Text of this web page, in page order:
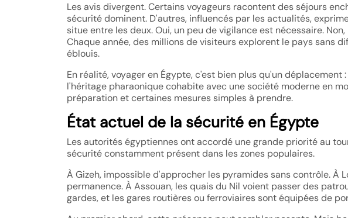
Les avis divergent. Certains voyageurs racontent des séjours
sécurité dominent. D'autres, influencés par les actualités,
situe entre les deux. Oui, un peu de vigilance est nécessaire.
Chaque année, des millions de visiteurs explorent le pays sans
éblouis.
En réalité, voyager en Égypte, c'est bien plus qu'un
l'héritage pharaonique cohabite avec une société moderne en
préparation et certaines mesures simples à prendre.
État actuel de la sécurité en Égypte
Les autorités égyptiennes ont accordé une grande priorité au
sécurité constamment présent dans les zones populaires.
À Gizeh, impossible d'approcher les pyramides sans contrôle. À
permanence. À Assouan, les quais du Nil voient passer des
gardes, et les gares routières ou ferroviaires sont équipées de